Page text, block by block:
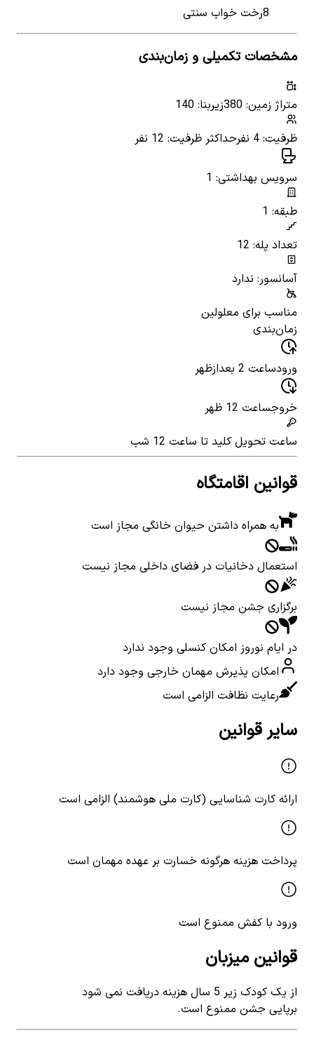
8رخت خواب سنتی
مشخصات تکمیلی و زمان‌بندی
متراژ زمین: 380
زیربنا: 140
ظرفیت: 4 نفر
حداکثر ظرفیت: 12 نفر
سرویس بهداشتی: 1
طبقه: 1
تعداد پله: 12
آسانسور: ندارد
مناسب برای معلولین
زمان‌بندی
ورودساعت 2 بعدازظهر
خروجساعت 12 ظهر
ساعت تحویل کلید تا ساعت 12 شب
قوانین اقامتگاه
به همراه داشتن حیوان خانگی مجاز است
استعمال دخانیات در فضای داخلی مجاز نیست
برگزاری جشن مجاز نیست
در ایام نوروز امکان کنسلی وجود ندارد
امکان پذیرش مهمان خارجی وجود دارد
رعایت نظافت الزامی است
سایر قوانین
ارائه کارت شناسایی (کارت ملی هوشمند) الزامی است
پرداخت هزینه هرگونه خسارت بر عهده مهمان است
ورود با کفش ممنوع است
قوانین میزبان
از یک کودک زیر 5 سال هزینه دریافت نمی شود
برپایی جشن ممنوع است.